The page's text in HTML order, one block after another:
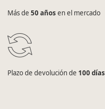
Más de 50 años en el mercado
Plazo de devolución de 100 días